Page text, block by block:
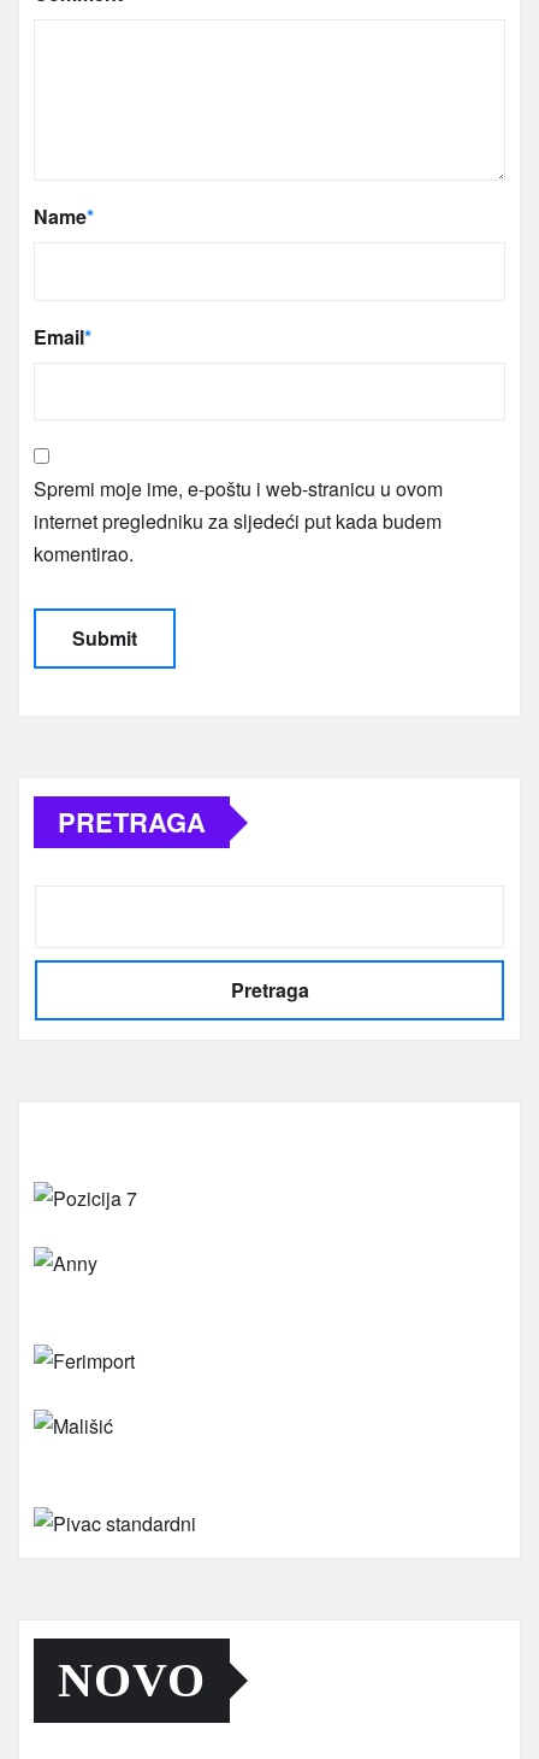
Name*
Email*
Spremi moje ime, e-poštu i web-stranicu u ovom
internet pregledniku za sljedeći put kada budem
komentirao.
PRETRAGA
Pretraga
NOVO